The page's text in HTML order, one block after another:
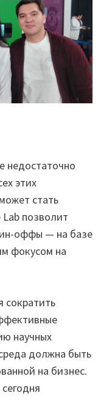
недостаточно
этих
стать
позволит
оффы — на базе
фокусом на
сократить
научных
должна быть
на бизнес.